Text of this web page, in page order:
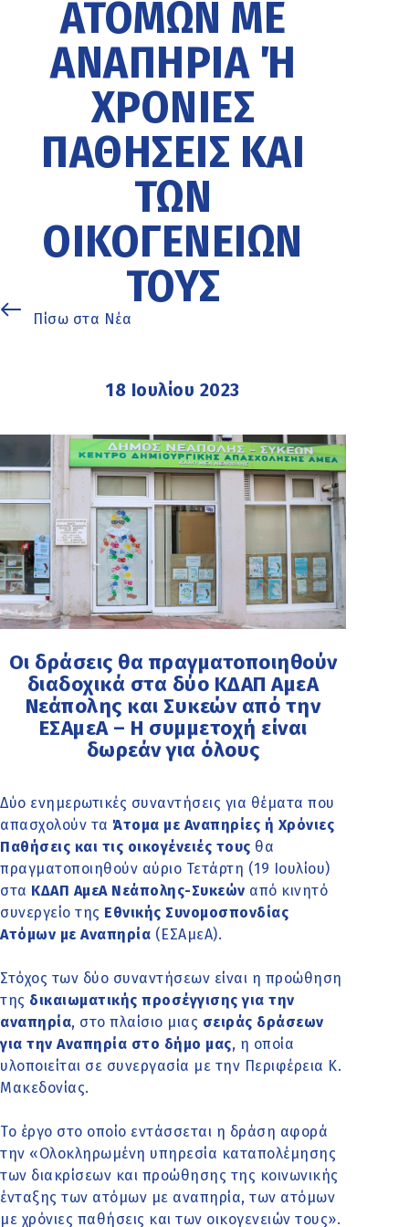
ΑΤΌΜΩΝ ΜΕ
ΑΝΑΠΗΡΊΑ Ή Χ
ΡΌΝΙΕΣ Π
ΑΘΉΣΕΙΣ ΚΑΙ Τ
ΩΝ Ο
ΙΚΟΓΕΝΕΙΏΝ Τ
ΟΥΣ
Πίσω στα Νέα
18 Ιουλίου 2023
Οι δράσεις θα πραγματοποιηθούν
διαδοχικά στα δύο ΚΔΑΠ ΑμεΑ
Νεάπολης και Συκεών από την
ΕΣΑμεΑ – Η συμμετοχή είναι
δωρεάν για όλους
Δύο ενημερωτικές συναντήσεις για θέματα που
απασχολούν τα Άτομα με Αναπηρίες ή Χρόνιες
Παθήσεις και τις οικογένειές τους θα
πραγματοποιηθούν αύριο Τετάρτη (19 Ιουλίου)
στα ΚΔΑΠ ΑμεΑ Νεάπολης-Συκεών από κινητό
συνεργείο της Εθνικής Συνομοσπονδίας
Ατόμων με Αναπηρία (ΕΣΑμεΑ).
Στόχος των δύο συναντήσεων είναι η προώθηση
της δικαιωματικής προσέγγισης για την
αναπηρία, στο πλαίσιο μιας σειράς δράσεων
για την Αναπηρία στο δήμο μας, η οποία
υλοποιείται σε συνεργασία με την Περιφέρεια Κ.
Μακεδονίας.
Το έργο στο οποίο εντάσσεται η δράση αφορά
την «Ολοκληρωμένη υπηρεσία καταπολέμησης
των διακρίσεων και προώθησης της κοινωνικής
ένταξης των ατόμων με αναπηρία, των ατόμων
με χρόνιες παθήσεις και των οικογενειών τους».